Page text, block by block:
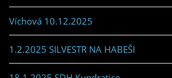
Víchová 10.12.2025
1.2.2025 SILVESTR NA HABEŠI